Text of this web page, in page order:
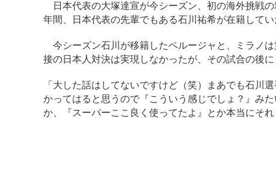
日本代表の大塚達宣が今シーズン、初の海外挑戦
年間、日本代表の先輩でもある石川祐希が在籍してい
今シーズン石川が移籍したペルージャと、ミラノ
接の日本人対決は実現しなかったが、その試合の後
「大した話はしてないですけど（笑）まあでも石川
かってはると思うので『こういう感じでしょ？』み
か、『スーパーここ良く使ってたよ』とか本当にそれ